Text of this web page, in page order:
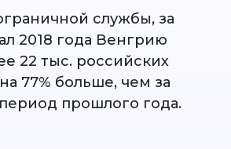
службы, за
2018 года Венгрию
22 тыс. российских
77% больше, чем за
прошлого года.